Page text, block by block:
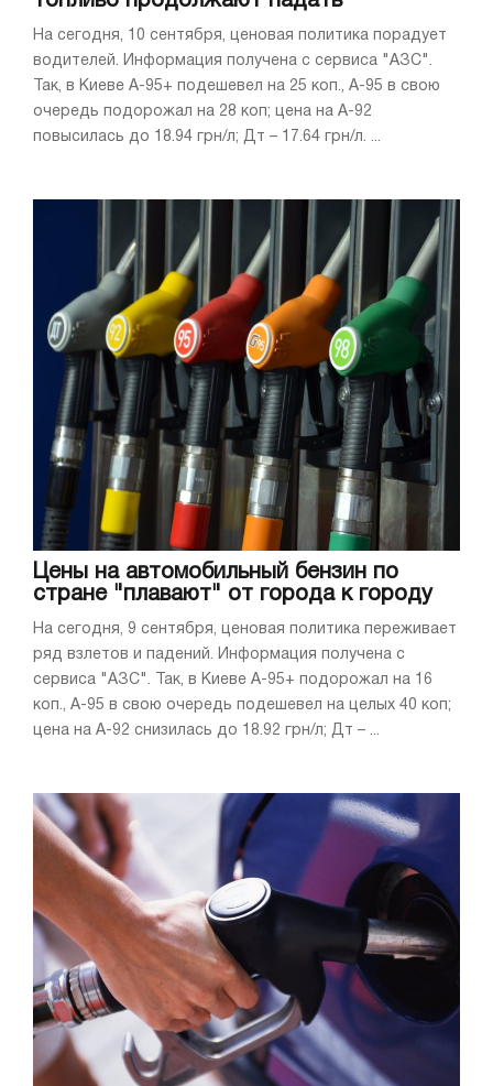
На сегодня, 10 сентября, ценовая политика порадует
водителей. Информация получена с сервиса "АЗС".
Так, в Киеве А-95+ подешевел на 25 коп., А-95 в свою
очередь подорожал на 28 коп; цена на А-92
повысилась до 18.94 грн/л; Дт – 17.64 грн/л. ...
Цены на автомобильный бензин по
стране "плавают" от города к городу
На сегодня, 9 сентября, ценовая политика переживает
ряд взлетов и падений. Информация получена с
сервиса "АЗС". Так, в Киеве А-95+ подорожал на 16
коп., А-95 в свою очередь подешевел на целых 40 коп;
цена на А-92 снизилась до 18.92 грн/л; Дт – ...